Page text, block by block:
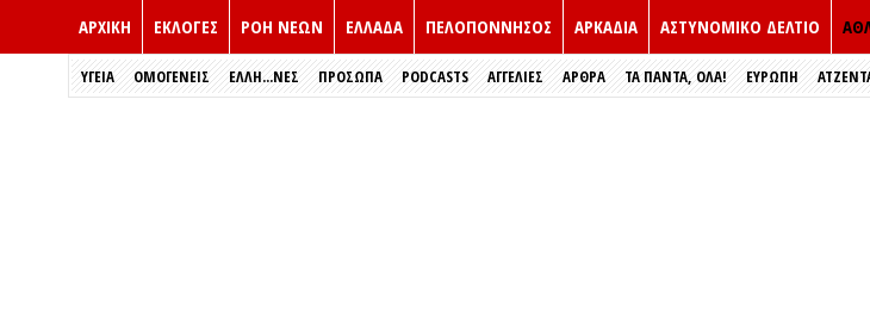
ΑΡΧΙΚΗ ΕΚΛΟΓΈΣ ΡΟΗ ΝΕΩΝ ΕΛΛΑΔΑ ΠΕΛΟΠΟΝΝΗΣΟΣ ΑΡΚΑΔΙΑ ΑΣΤΥΝΟΜΙΚΟ ΔΕΛΤΙΟ
ΥΓΕΙΑ ΟΜΟΓΕΝΕΙΣ ΈΛΛΗ...ΝΕΣ ΠΡΌΣΩΠΑ PODCASTS ΑΓΓΕΛΙΕΣ ΑΡΘΡΑ ΤΑ ΠΑΝΤΑ, ΟΛΑ! ΕΥΡΏΠΗ